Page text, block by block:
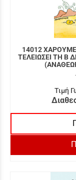
14012
ΤΕΛΕΙΩΣΕΙ ΤΗ Β
Τιμή